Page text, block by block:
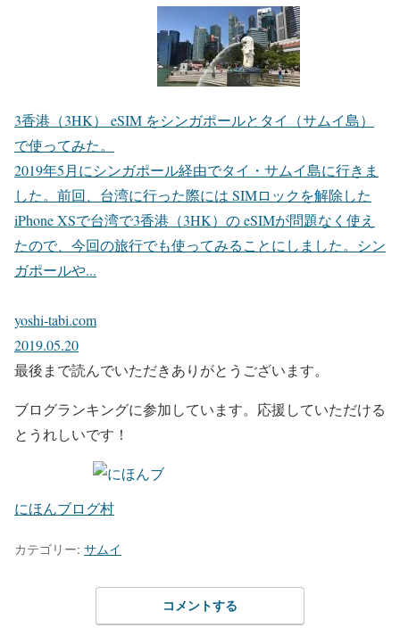
3香港（3HK） eSIM をシンガポールとタイ（サムイ島）
で使ってみた。
2019年5月にシンガポール経由でタイ・サムイ島に行きま
した。前回、台湾に行った際には SIMロックを解除した
iPhone XSで台湾で3香港（3HK）の eSIMが問題なく使え
たので、今回の旅行でも使ってみることにしました。シン
ガポールや...
yoshi-tabi.com
2019.05.20
最後まで読んでいただきありがとうございます。
ブログランキングに参加しています。応援していただける
とうれしいです！
にほんブログ村
カテゴリー: サムイ
コメントする